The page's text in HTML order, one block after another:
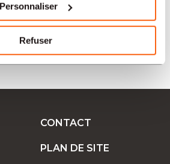
Personnaliser
Refuser
régions :
Défense Bienne
CONTACT
PLAN DE SITE